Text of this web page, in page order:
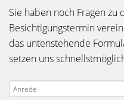
Sie haben noch Fragen
Besichtigungstermin
das untenstehende
setzen uns